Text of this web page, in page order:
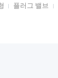
플러그 밸브